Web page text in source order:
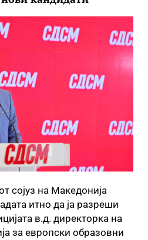
сојуз на Македонија
итно да ја разреши
в.д. директорка на
за европски образовни